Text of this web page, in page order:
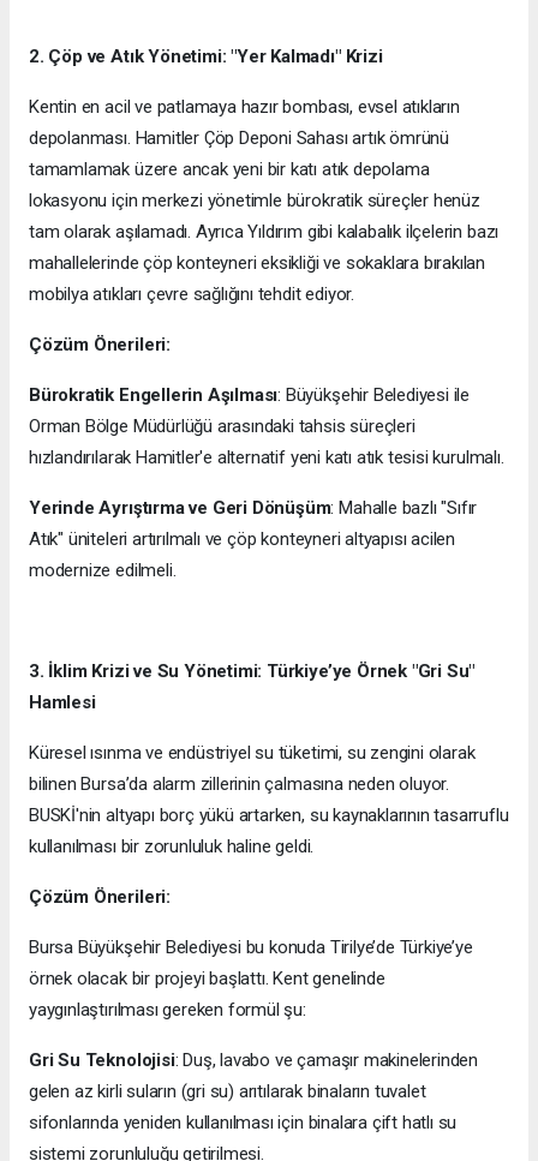
2. Çöp ve Atık Yönetimi: "Yer Kalmadı" Krizi
Kentin en acil ve patlamaya hazır bombası, evsel atıkların
depolanması. Hamitler Çöp Deponi Sahası artık ömrünü
tamamlamak üzere ancak yeni bir katı atık depolama
lokasyonu için merkezi yönetimle bürokratik süreçler henüz
tam olarak aşılamadı. Ayrıca Yıldırım gibi kalabalık ilçelerin bazı
mahallelerinde çöp konteyneri eksikliği ve sokaklara bırakılan
mobilya atıkları çevre sağlığını tehdit ediyor.
Çözüm Önerileri:
Bürokratik Engellerin Aşılması: Büyükşehir Belediyesi ile
Orman Bölge Müdürlüğü arasındaki tahsis süreçleri
hızlandırılarak Hamitler'e alternatif yeni katı atık tesisi kurulmalı.
Yerinde Ayrıştırma ve Geri Dönüşüm: Mahalle bazlı "Sıfır
Atık" üniteleri artırılmalı ve çöp konteyneri altyapısı acilen
modernize edilmeli.
3. İklim Krizi ve Su Yönetimi: Türkiye’ye Örnek "Gri Su"
Hamlesi
Küresel ısınma ve endüstriyel su tüketimi, su zengini olarak
bilinen Bursa’da alarm zillerinin çalmasına neden oluyor.
BUSKİ'nin altyapı borç yükü artarken, su kaynaklarının tasarruflu
kullanılması bir zorunluluk haline geldi.
Çözüm Önerileri:
Bursa Büyükşehir Belediyesi bu konuda Tirilye’de Türkiye’ye
örnek olacak bir projeyi başlattı. Kent genelinde
yaygınlaştırılması gereken formül şu:
Gri Su Teknolojisi: Duş, lavabo ve çamaşır makinelerinden
gelen az kirli suların (gri su) arıtılarak binaların tuvalet
sifonlarında yeniden kullanılması için binalara çift hatlı su
sistemi zorunluluğu getirilmesi.